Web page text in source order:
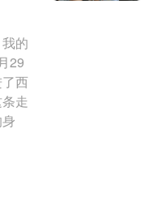
的
29
西
走